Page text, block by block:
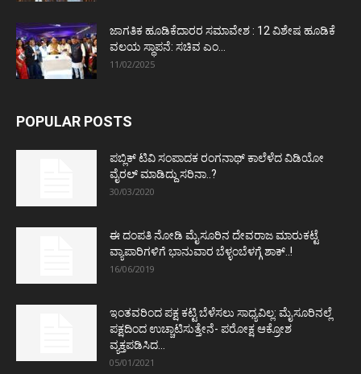
ಜಾಗತಿಕ ಹೂಡಿಕೆದಾರರ ಸಮಾವೇಶ : 12 ವಿಶೇಷ ಹೂಡಿಕೆ
ವಲಯ ಸ್ಥಾಪನೆ: ಸಚಿವ ಎಂ...
11/02/2025
POPULAR POSTS
ಪಬ್ಲಿಕ್ ಟಿವಿ ಸಂಪಾದಕ ರಂಗನಾಥ್ ಕಾಲೆಳೆದ ವಿಡಿಯೋ
ವೈರಲ್ ಮಾಡಿದ್ದು ಸರಿನಾ..?
30/03/2020
ಈ ದಂಪತಿ ನೋಡಿ ಮೈಸೂರಿನ ದೇವರಾಜ ಮಾರುಕಟ್ಟೆ
ವ್ಯಾಪಾರಿಗಳಿಗೆ ಭಾನುವಾರ ಬೆಳ್ಳಂಬೆಳಗ್ಗೆ ಶಾಕ್..!
16/06/2019
ಇಂತವರಿಂದ ಪಕ್ಷ ಕಟ್ಟಿ ಬೆಳೆಸಲು ಸಾಧ್ಯವಿಲ್ಲ: ಮೈಸೂರಿನಲ್ಲೆ
ಪಕ್ಷದಿಂದ ಉಚ್ಚಾಟಿಸುತ್ತೇನೆ- ಪರೋಕ್ಷ ಆಕ್ರೋಶ
ವ್ಯಕ್ತಪಡಿಸಿದ...
05/01/2021